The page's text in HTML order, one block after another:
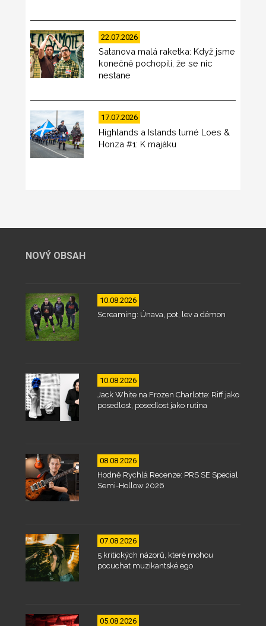
22.07.2026
Satanova malá raketka: Když jsme
konečně pochopili, že se nic
nestane
17.07.2026
Highlands a Islands turné Loes &
Honza #1: K majáku
NOVÝ OBSAH
10.08.2026
Screaming: Únava, pot, lev a démon
10.08.2026
Jack White na Frozen Charlotte: Riff jako
posedlost, posedlost jako rutina
08.08.2026
Hodně Rychlá Recenze: PRS SE Special
Semi-Hollow 2026
07.08.2026
5 kritických názorů, které mohou
pocuchat muzikantské ego
05.08.2026